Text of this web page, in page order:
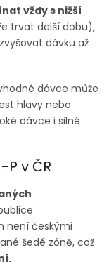
vždy s nižší
trvat delší dobu),
dávku až
dávce může
hlavy nebo
dávce i silné
v ČR
není českými
šedé zóně, což